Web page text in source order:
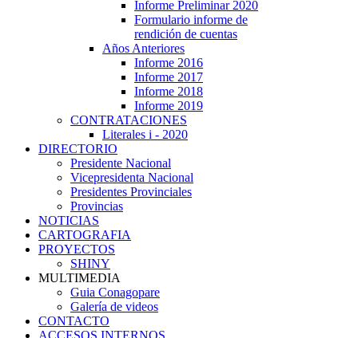
Informe Preliminar 2020
Formulario informe de
rendición de cuentas
Años Anteriores
Informe 2016
Informe 2017
Informe 2018
Informe 2019
CONTRATACIONES
Literales i - 2020
DIRECTORIO
Presidente Nacional
Vicepresidenta Nacional
Presidentes Provinciales
Provincias
NOTICIAS
CARTOGRAFIA
PROYECTOS
SHINY
MULTIMEDIA
Guia Conagopare
Galería de videos
CONTACTO
ACCESOS INTERNOS